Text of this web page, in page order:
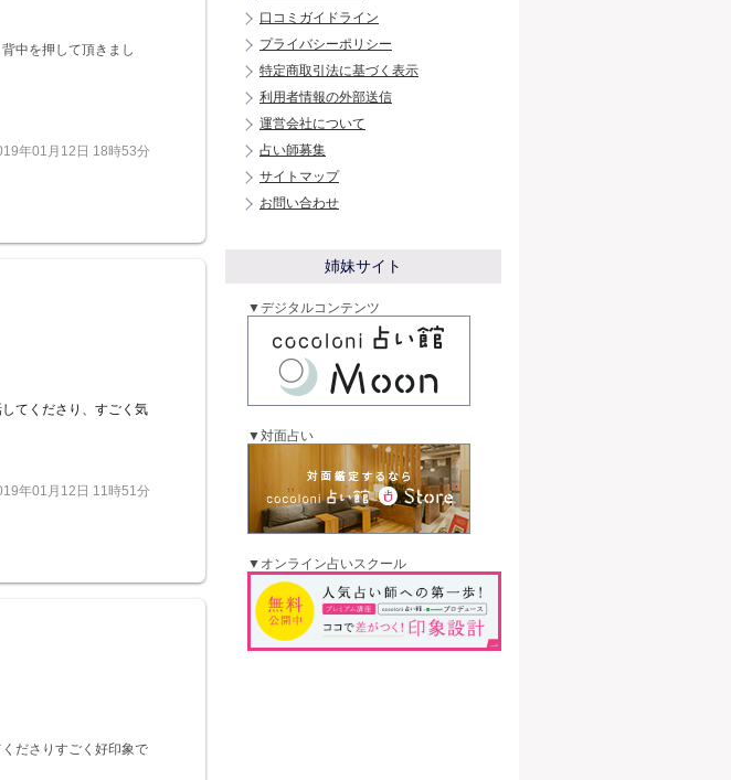
中を押して頂きまし
年01月12日 18時53分
てくださり、すごく気
年01月12日 11時51分
ださりすごく好印象で
口コミガイドライン
プライバシーポリシー
特定商取引法に基づく表示
利用者情報の外部送信
運営会社について
占い師募集
サイトマップ
お問い合わせ
姉妹サイト
▼デジタルコンテンツ
▼対面占い
▼オンライン占いスクール